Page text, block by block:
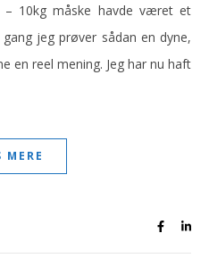
10kg måske havde været et
jeg prøver sådan en dyne,
en reel mening. Jeg har nu haft